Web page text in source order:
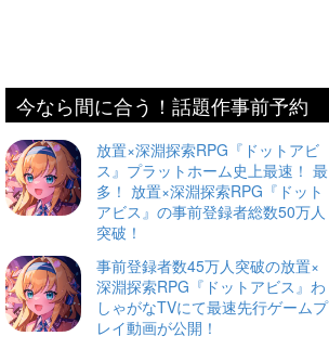
今なら間に合う！話題作事前予約
放置×深淵探索RPG『ドットアビ
ス』プラットホーム史上最速！ 最
多！ 放置×深淵探索RPG『ドット
アビス』の事前登録者総数50万人
突破！
事前登録者数45万人突破の放置×
深淵探索RPG『ドットアビス』わ
しゃがなTVにて最速先行ゲームプ
レイ動画が公開！